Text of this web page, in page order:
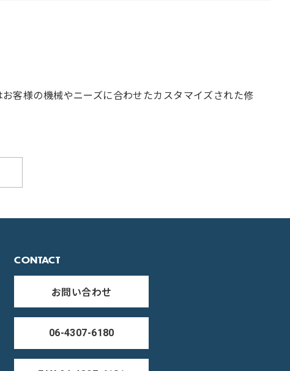
客様の機械やニーズに合わせたカスタマイズされた修
CONTACT
お問い合わせ
06-4307-6180